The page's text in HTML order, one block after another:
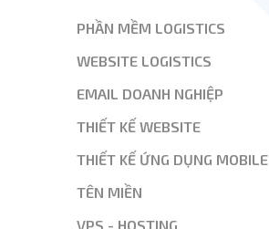
PHẦN MỀM LOGISTICS
WEBSITE LOGISTICS
EMAIL DOANH NGHIỆP
THIẾT KẾ WEBSITE
THIẾT KẾ ỨNG DỤNG MOBILE
TÊN MIỀN
VPS - HOSTING